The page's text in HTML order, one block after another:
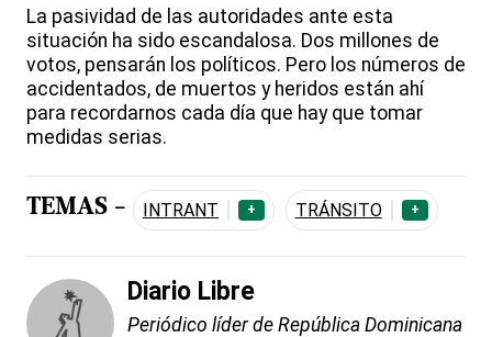
La pasividad de las autoridades ante esta
situación ha sido escandalosa. Dos millones de
votos, pensarán los políticos. Pero los números de
accidentados, de muertos y heridos están ahí
para recordarnos cada día que hay que tomar
medidas serias.
TEMAS - INTRANT + TRÁNSITO +
Diario Libre
Periódico líder de República Dominicana